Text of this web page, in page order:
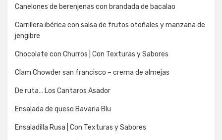
Canelones de berenjenas con brandada de bacalao
Carrillera ibérica con salsa de frutos otoñales y manzana de
jengibre
Chocolate con Churros | Con Texturas y Sabores
Clam Chowder san francisco – crema de almejas
De ruta… Los Cantaros Asador
Ensalada de queso Bavaria Blu
Ensaladilla Rusa | Con Texturas y Sabores